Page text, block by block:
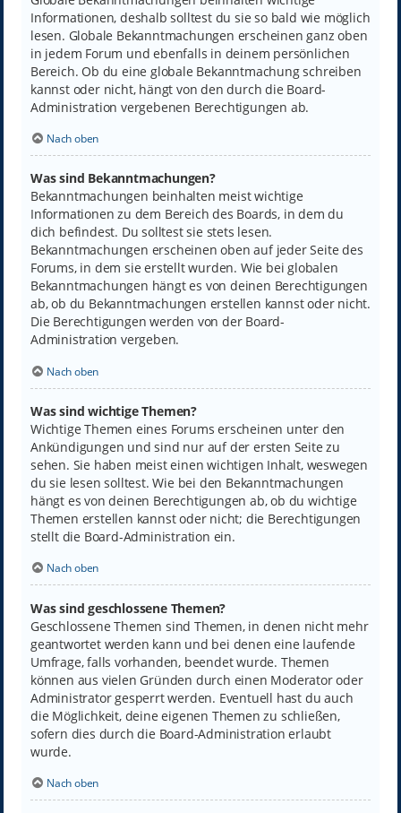
Informationen, deshalb solltest du sie so bald wie möglich
lesen. Globale Bekanntmachungen erscheinen ganz oben
in jedem Forum und ebenfalls in deinem persönlichen
Bereich. Ob du eine globale Bekanntmachung schreiben
kannst oder nicht, hängt von den durch die Board-
Administration vergebenen Berechtigungen ab.
Nach oben
Was sind Bekanntmachungen?
Bekanntmachungen beinhalten meist wichtige
Informationen zu dem Bereich des Boards, in dem du
dich befindest. Du solltest sie stets lesen.
Bekanntmachungen erscheinen oben auf jeder Seite des
Forums, in dem sie erstellt wurden. Wie bei globalen
Bekanntmachungen hängt es von deinen Berechtigungen
ab, ob du Bekanntmachungen erstellen kannst oder nicht.
Die Berechtigungen werden von der Board-
Administration vergeben.
Nach oben
Was sind wichtige Themen?
Wichtige Themen eines Forums erscheinen unter den
Ankündigungen und sind nur auf der ersten Seite zu
sehen. Sie haben meist einen wichtigen Inhalt, weswegen
du sie lesen solltest. Wie bei den Bekanntmachungen
hängt es von deinen Berechtigungen ab, ob du wichtige
Themen erstellen kannst oder nicht; die Berechtigungen
stellt die Board-Administration ein.
Nach oben
Was sind geschlossene Themen?
Geschlossene Themen sind Themen, in denen nicht mehr
geantwortet werden kann und bei denen eine laufende
Umfrage, falls vorhanden, beendet wurde. Themen
können aus vielen Gründen durch einen Moderator oder
Administrator gesperrt werden. Eventuell hast du auch
die Möglichkeit, deine eigenen Themen zu schließen,
sofern dies durch die Board-Administration erlaubt
wurde.
Nach oben